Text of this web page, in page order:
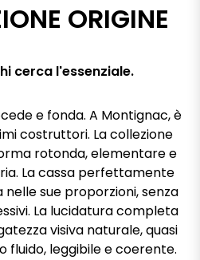
ORIGINE
cerca l'essenziale.
e fonda. A Montignac, è
costruttori. La collezione
rotonda, elementare e
La cassa perfettamente
sue proporzioni, senza
La lucidatura completa
visiva naturale, quasi
fluido, leggibile e coerente.